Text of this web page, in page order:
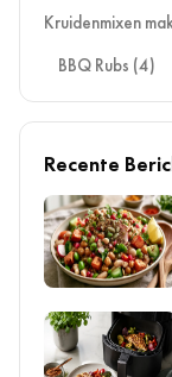
Kruidenmixen
BBQ Rubs (4)
Recente